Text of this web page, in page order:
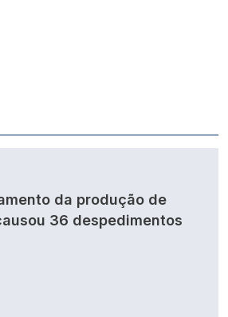
da produção de
36 despedimentos